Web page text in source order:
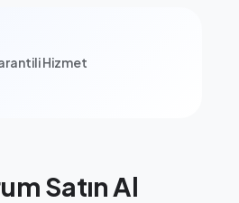
Hizmet
Satın Al